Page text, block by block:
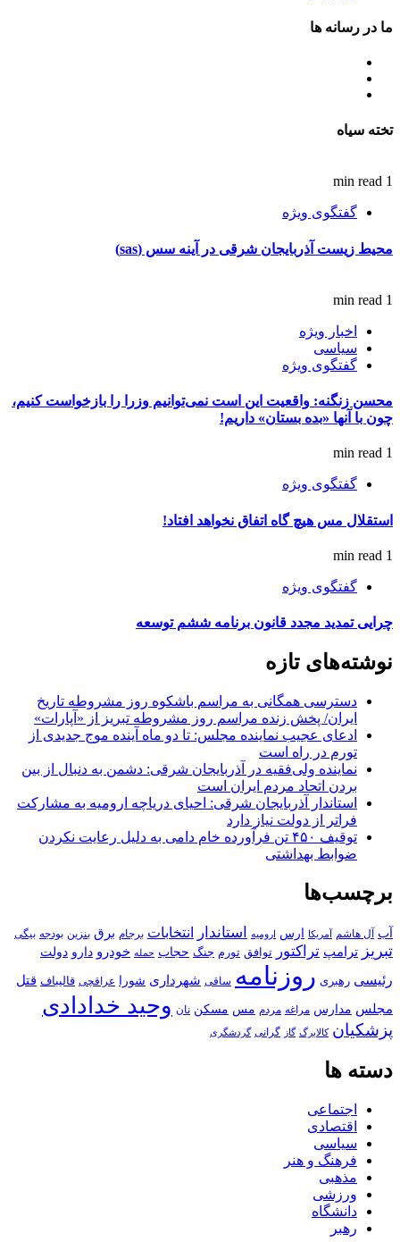
ما در رسانه ها
تخته سیاه
1 min read
گفتگوی ویژه
محیط زیست آذربایجان شرقی در آینه سس (sas)
1 min read
اخبار ویژه
سیاسی
گفتگوی ویژه
محسن زنگنه: واقعیت این است نمی‌توانیم وزرا را بازخواست کنیم،
چون با آنها «بده بستان» داریم!
1 min read
گفتگوی ویژه
استقلال مس هیچ گاه اتفاق نخواهد افتاد!
1 min read
گفتگوی ویژه
چرایی تمدید مجدد قانون برنامه ششم توسعه
نوشته‌های تازه
دسترسی همگانی به مراسم باشکوه روز مشروطه تاریخ
ایران/ پخش زنده مراسم روز مشروطه تبریز از «آپارات»
ادعای عجیب نماینده مجلس: تا دو ماه آینده موج جدیدی از
تورم در راه است
نماینده ولی‌فقیه در آذربایجان شرقی: دشمن به دنبال از بین
بردن اتحاد مردم ایران است
استاندار آذربایجان شرقی: احیای دریاچه ارومیه به مشارکت
فراتر از دولت نیاز دارد
توقیف ۴۵۰ تن فرآورده خام دامی به دلیل رعایت نکردن
ضوابط بهداشتی
برچسب‌ها
آب آل هاشم آمریکا ارس ارومیه استاندار انتخابات برجام برق بنزین بودجه بیگی
تبریز ترامپ تراکتور توافق تورم جنگ حجاب حمله خودرو دارو دولت
رئیسی رهبری روزنامه ساقی شهرداری شورا عراقچی قالیباف قتل
مجلس مدارس مراغه مردم مس مسکن نان وحید خدادادی
پزشکیان کالابرگ گاز گرانی گردشگری
دسته ها
اجتماعی
اقتصادی
سیاسی
فرهنگ و هنر
مذهبی
ورزشی
دانشگاه
رهبر